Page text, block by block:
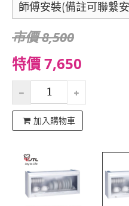
師傅安裝(備註可聯繫
市價 8,500
特價 7,650
加入購物車